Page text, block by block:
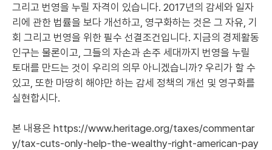
그리고 번영을 누릴 자격이 있습니다. 2017년의 감세와 일자
리에 관한 법률을 보다 개선하고, 영구화하는 것은 그 자유, 기
회 그리고 번영을 위한 필수 선결조건입니다. 지금의 경제활동
인구는 물론이고, 그들의 자손과 손주 세대까지 번영을 누릴
토대를 만드는 것이 우리의 의무 아니겠습니까? 우리가 할 수
있고, 또한 마땅히 해야만 하는 감세 정책의 개선 및 영구화를
실현합시다.
본 내용은 https://www.heritage.org/taxes/commentar
y/tax-cuts-only-help-the-wealthy-right-american-pay